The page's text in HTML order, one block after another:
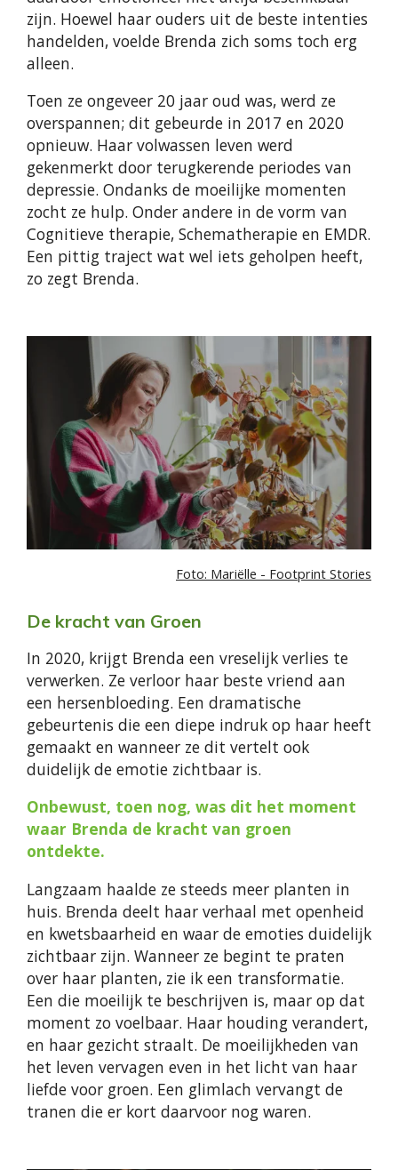
zijn. Hoewel haar ouders uit de beste intenties
handelden, voelde Brenda zich soms toch erg
alleen.
Toen ze ongeveer 20 jaar oud was, werd ze
overspannen; dit gebeurde in 2017 en 2020
opnieuw. Haar volwassen leven werd
gekenmerkt door terugkerende periodes van
depressie. Ondanks de moeilijke momenten
zocht ze hulp. Onder andere in de vorm van
Cognitieve therapie, Schematherapie en EMDR.
Een pittig traject wat wel iets geholpen heeft,
zo zegt Brenda.
Foto: Mariëlle - Footprint Stories
De kracht van Groen
In 2020, krijgt Brenda een vreselijk verlies te
verwerken. Ze verloor haar beste vriend aan
een hersenbloeding. Een dramatische
gebeurtenis die een diepe indruk op haar heeft
gemaakt en wanneer ze dit vertelt ook
duidelijk de emotie zichtbaar is.
Onbewust, toen nog, was dit het moment
waar Brenda de kracht van groen
ontdekte.
Langzaam haalde ze steeds meer planten in
huis. Brenda deelt haar verhaal met openheid
en kwetsbaarheid en waar de emoties duidelijk
zichtbaar zijn. Wanneer ze begint te praten
over haar planten, zie ik een transformatie.
Een die moeilijk te beschrijven is, maar op dat
moment zo voelbaar. Haar houding verandert,
en haar gezicht straalt. De moeilijkheden van
het leven vervagen even in het licht van haar
liefde voor groen. Een glimlach vervangt de
tranen die er kort daarvoor nog waren.